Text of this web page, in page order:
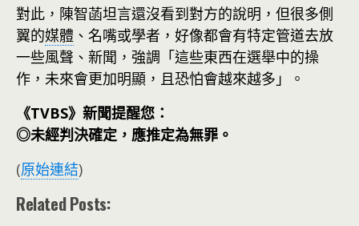
對此，陳智菡坦言還沒看到對方的說明，但很多側
翼的媒體 、名嘴或學者，好像都會有特定管道去放
一些風聲、新聞，強調「這些東西在選舉中的操
作，未來會更加明顯，且恐怕會越來越多」。
《TVBS》新聞提醒您：
◎未經判決確定，應推定為無罪。
(原始連結)
Related Posts: